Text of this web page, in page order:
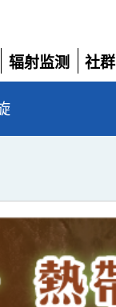
辐射监测
展
开
社群
展